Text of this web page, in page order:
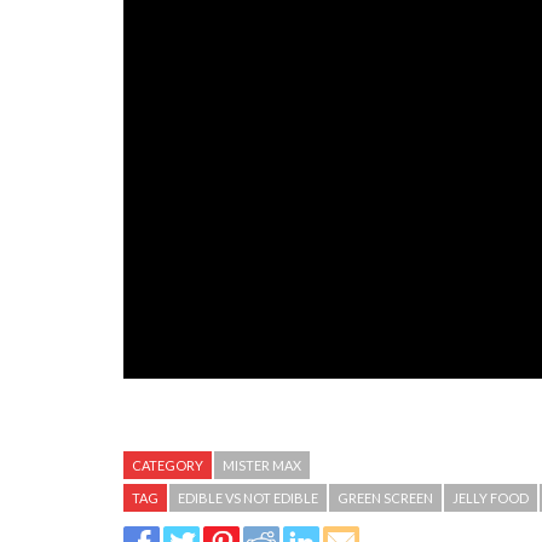
CATEGORY MISTER MAX
TAG EDIBLE VS NOT EDIBLE GREEN SCREEN JELLY FOOD